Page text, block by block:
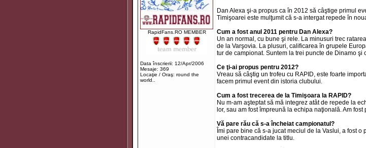
RapidFans.RO MEMBER
Data înscrierii: 12/Apr/2006
Mesaje: 369
Locaţie / Oraş: round the
world..
Dan Alexa şi-a propus ca în 2012 să câştige primul
Timişoarei este mulţumit că s-a intergat repede în
Cum a fost anul 2011 pentru Dan Alexa?
Un an normal, cu bune şi rele. La minusuri trec
de la Varşovia. La plusuri, calificarea în grupele
tur de campionat. Suntem la trei puncte de Dinamo
Ce ţi-ai propus pentru 2012?
Vreau să câştig un trofeu cu RAPID, este foarte
facem primul event din istoria clubului.
Cum a fost trecerea de la Timişoara la RAPID?
Nu m-am aşteptat să mă integrez atât de repede la
lor, sau am fost împreună la echipa naţională. Am
Vă pare rău că s-a încheiat campionatul?
Îmi pare bine că s-a jucat meciul de la Vaslui, a fost
unei contracandidate la titlu.